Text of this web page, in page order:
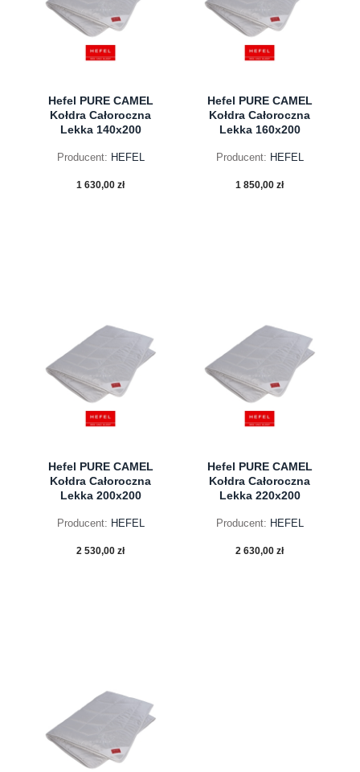
Hefel PURE CAMEL
Kołdra Całoroczna
Lekka 140x200
Producent: HEFEL
1 630,00 zł
do koszyka
Hefel PURE CAMEL
Kołdra Całoroczna
Lekka 160x200
Producent: HEFEL
1 850,00 zł
do koszyka
Hefel PURE CAMEL
Kołdra Całoroczna
Lekka 200x200
Producent: HEFEL
2 530,00 zł
do koszyka
Hefel PURE CAMEL
Kołdra Całoroczna
Lekka 220x200
Producent: HEFEL
2 630,00 zł